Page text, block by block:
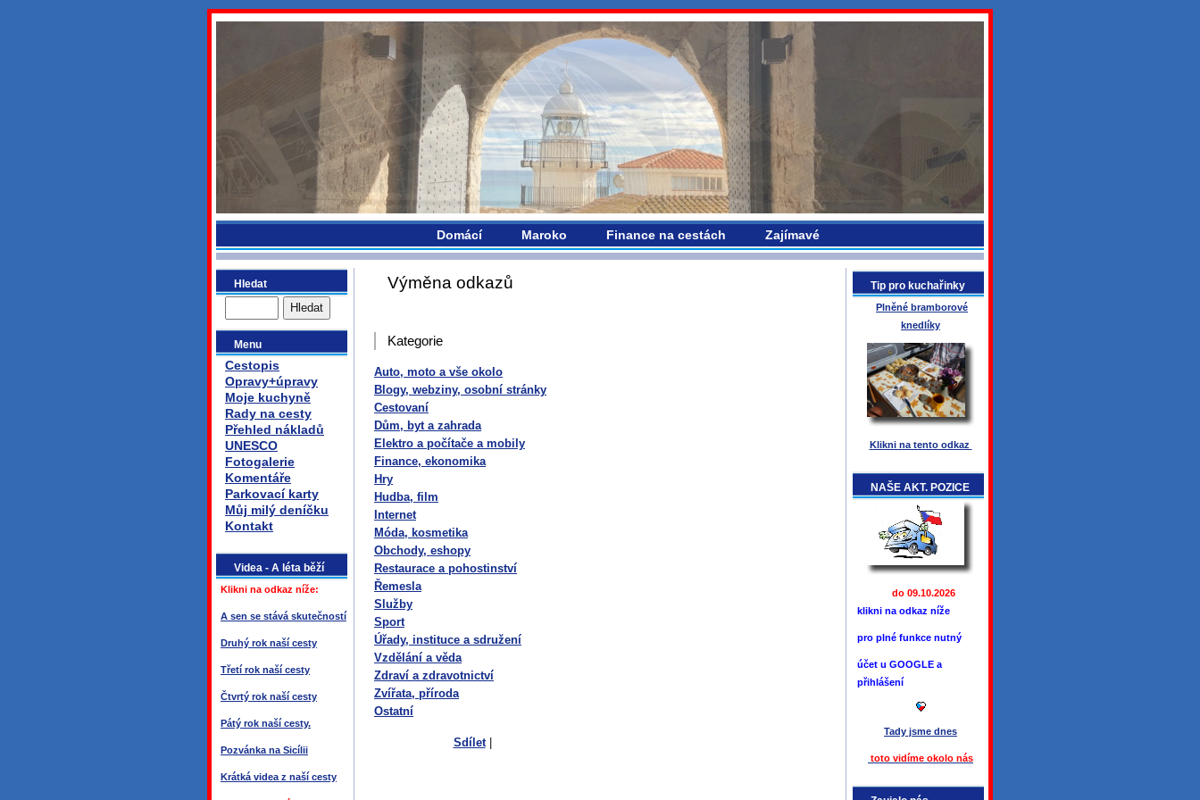
bydlikemevropou.com
Domácí Maroko Finance na cestách Zajímavé
Hledat
Menu
Cestopis
Opravy+úpravy
Moje kuchyně
Rady na cesty
Přehled nákladů
UNESCO
Fotogalerie
Komentáře
Parkovací karty
Můj milý deníčku
Kontakt
Videa - A léta běží
Klikni na odkaz níže:
A sen se stává skutečností
Druhý rok naší cesty
Třetí rok naší cesty
Čtvrtý rok naší cesty
Pátý rok naší cesty.
Pozvánka na Sicílii
Krátká videa z naší cesty
Tip pro kuchařinky
Plněné bramborové
knedlíky
Klikni na tento odkaz
NAŠE AKT. POZICE
do 09.10.2026
klikni na odkaz níže
pro plné funkce nutný
účet u GOOGLE a
přihlášení
Tady jsme dnes
toto vidíme okolo nás
Výměna odkazů
Kategorie
Auto, moto a vše okolo
Blogy, webziny, osobní stránky
Cestovaní
Dům, byt a zahrada
Elektro a počítače a mobily
Finance, ekonomika
Hry
Hudba, film
Internet
Móda, kosmetika
Obchody, eshopy
Restaurace a pohostinství
Řemesla
Služby
Sport
Úřady, instituce a sdružení
Vzdělání a věda
Zdraví a zdravotnictví
Zvířata, příroda
Ostatní
Sdílet